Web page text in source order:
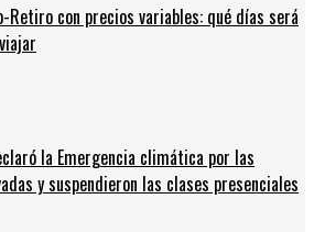
Retiro con precios variables: qué días será
la Emergencia climática por las
y suspendieron las clases presenciales